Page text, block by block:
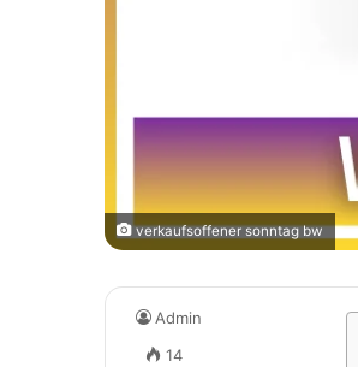
verkaufsoffener sonntag bw
Admin
14